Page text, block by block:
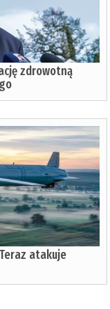
zdrowotną
atakuje